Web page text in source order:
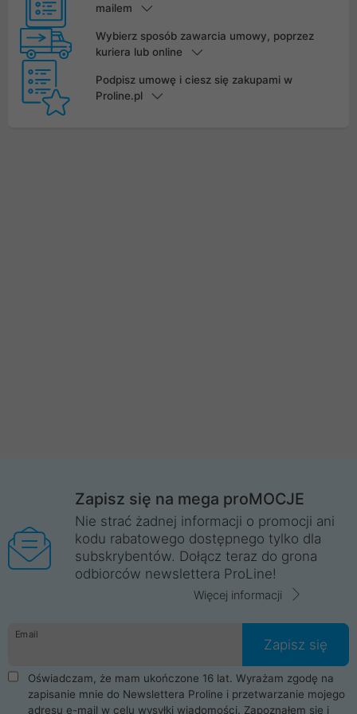
mailem
Wybierz sposób zawarcia umowy, poprzez
kuriera lub online
Podpisz umowę i ciesz się zakupami w
Proline.pl
Zapisz się na mega proMOCJE
Nie strać żadnej informacji o promocji ani
kodu rabatowego dostępnego tylko dla
subskrybentów. Dołącz teraz do grona
odbiorców newslettera ProLine!
Więcej informacji
Email
Zapisz się
Oświadczam, że mam ukończone 16 lat. Wyrażam zgodę na
zapisanie mnie do Newslettera Proline i przetwarzanie mojego
adresu e-mail w celu wysyłki wiadomości. Zapoznałem się i